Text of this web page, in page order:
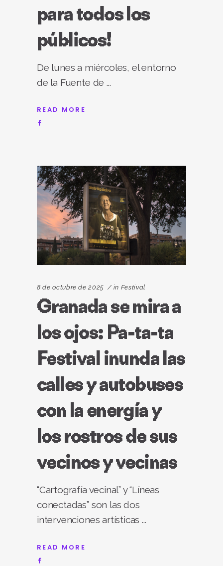
para todos los
públicos!
De lunes a miércoles, el entorno
de la Fuente de
READ MORE
8 de octubre de 2025 in Festival
Granada se mira a
los ojos: Pa-ta-ta
Festival inunda las
calles y autobuses
con la energía y
los rostros de sus
vecinos y vecinas
“Cartografía vecinal” y “Líneas
conectadas” son las dos
intervenciones artísticas
READ MORE